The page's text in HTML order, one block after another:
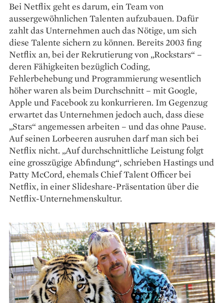
Bei Netflix geht es darum, ein Team von
aussergewöhnlichen Talenten aufzubauen. Dafür
zahlt das Unternehmen auch das Nötige, um sich
diese Talente sichern zu können. Bereits 2003 fing
Netflix an, bei der Re­kru­tierung von „Rockstars“ –
deren Fähigkeiten be­züglich Coding,
Fehlerbehebung und Programmierung wesentlich
höher waren als beim Durchschnitt – mit Google,
Apple und Facebook zu konkurrieren. Im Gegenzug
erwartet das Unternehmen jedoch auch, dass diese
„Stars“ ange­messen arbeiten – und das ohne Pause.
Auf seinen Lorbeeren ausruhen darf man sich bei
Netflix nicht. „Auf durchschnittliche Leistung folgt
eine grosszügige Abfindung“, schrieben Hastings und
Patty McCord, ehemals Chief Talent Officer bei
Netflix, in einer Slideshare-Präsentation über die
Netflix-Unternehmenskultur.